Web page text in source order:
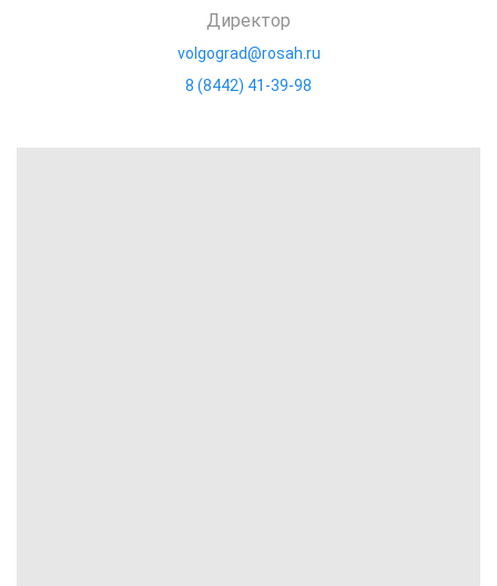
Директор
volgograd@rosah.ru
8 (8442) 41-39-98